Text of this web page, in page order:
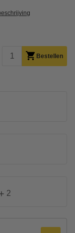
Bestellen
2